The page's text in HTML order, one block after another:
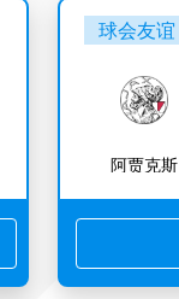
球会友谊
阿贾克斯